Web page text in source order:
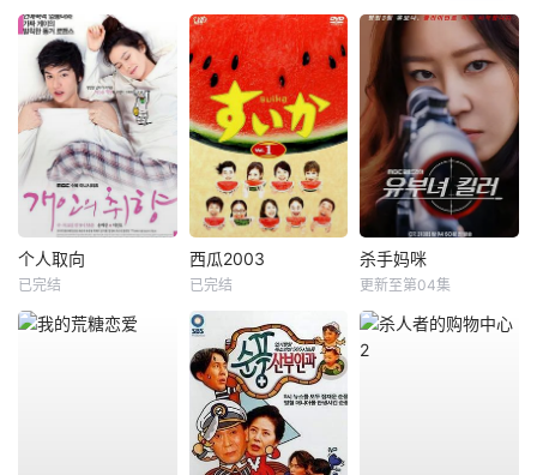
个人取向
已完结
西瓜2003
已完结
杀手妈咪
更新至第04集